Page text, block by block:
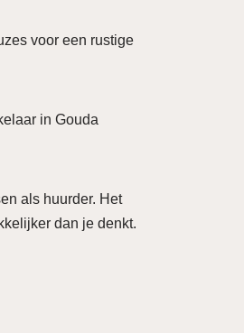
voor een rustige
in Gouda
als huurder. Het
dan je denkt.